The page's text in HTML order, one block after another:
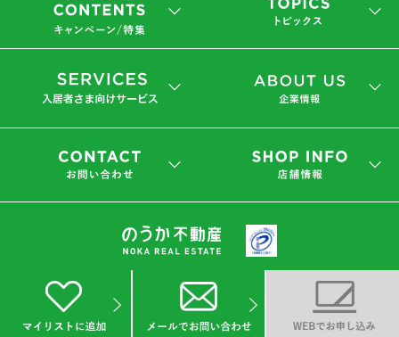
プライバシーポリシー
(C) 2019 NOKA REAL ESTATE Co.,Ltd.